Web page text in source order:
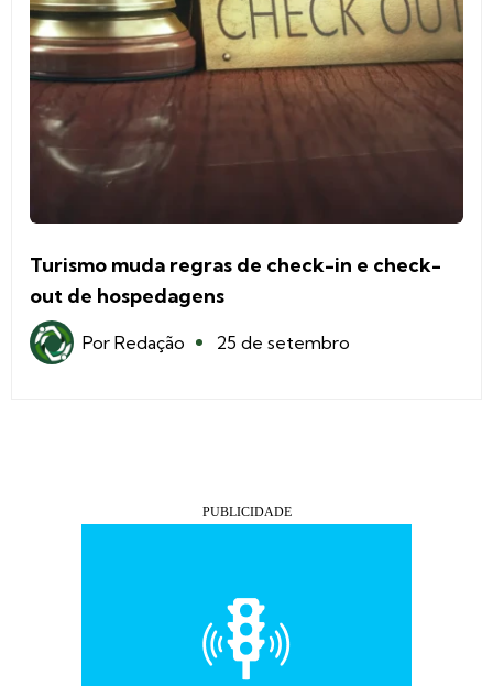
Turismo muda regras de check-in e check-
out de hospedagens
Por Redação 25 de setembro